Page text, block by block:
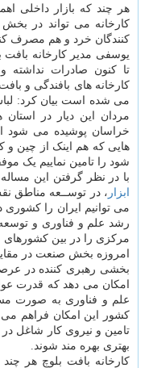
هر چند که بازار داخلی
کارخانه می تواند در
کنندگان خرد و هم مصرف
یوسفی مدیر کارخانه بافت
تا کنون صادرات نداشته
کارخانه های بافندگی و
می شده است بیان کرد:
مردان این دیار در
خراسان پوشیده می شود
هایی که هم اینک از چین و
شود را تامین نماییم یک
با در نظر گرفتن این
ابزار ، در توســعه
می توانیم ایران را کشوری
رشد علم و فناوری و توسعه
مرکزی را در بین کشورهای
امروزه بخش صنعت در
بخشی رهبری کننده در
امکان می دهد که قدرت
علم و فناوری به صورت
کشور این امکان فراهم می
تامین و نیروی کار شاغل
بهتری بهره مند شوند.
کارخانه بافت بلوچ هر